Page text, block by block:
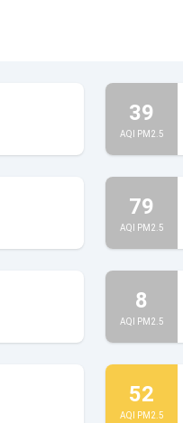
39
AQI PM2.5
79
AQI PM2.5
8
AQI PM2.5
52
AQI PM2.5